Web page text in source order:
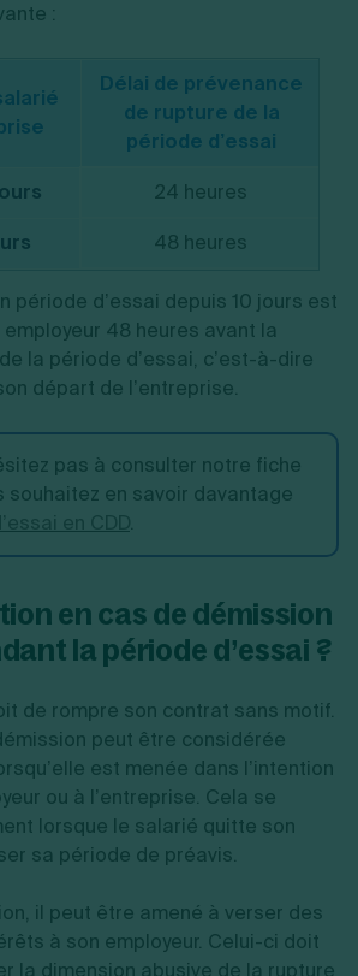
:
Délai de prévenance
de rupture de la
période d’essai
24 heures
48 heures
période d’essai depuis 10 jours est
employeur 48 heures avant la
la période d’essai, c’est-à-dire
départ de l’entreprise.
pas à consulter notre fiche
souhaitez en savoir davantage
.
en cas de démission
la période d’essai ?
de rompre son contrat sans motif.
peut être considérée
est menée dans l’intention
ou à l’entreprise. Cela se
lorsque le salarié quitte son
sa période de préavis.
il peut être amené à verser des
à son employeur. Celui-ci doit
la dimension abusive de la rupture